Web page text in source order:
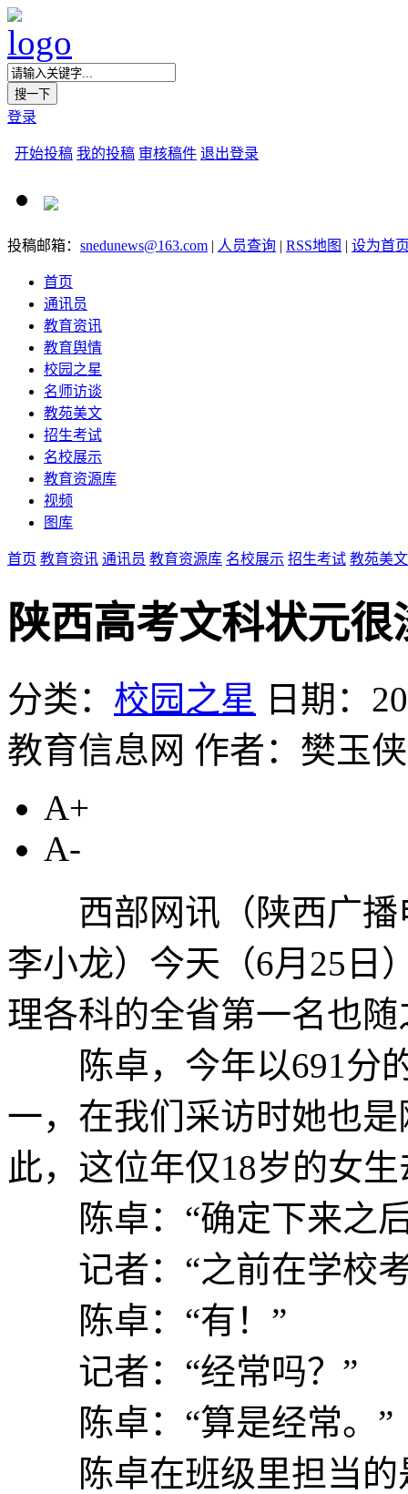
登录
开始投稿 我的投稿 审核稿件 退出登录
投稿邮箱： snedunews@163.com | 人员查询 | RSS地图 | 设为首
首页
通讯员
教育资讯
教育舆情
校园之星
名师访谈
教苑美文
招生考试
名校展示
教育资源库
视频
图库
首页 教育资讯 通讯员 教育资源库 名校展示 招生考试 教苑美文
陕西高考文科状元
分类： 校园之星 日期：
教育信息网 作者：樊玉侠
A+
A-
西部网讯（陕西广播
李小龙）今天（6月25日
理各科的全省第一名也
陈卓，今年以691分的
一，在我们采访时她也
此，这位年仅18岁的女
陈卓：“确定下来之后
记者：“之前在学校考
陈卓：“有！”
记者：“经常吗？”
陈卓：“算是经常。”
陈卓在班级里担当的